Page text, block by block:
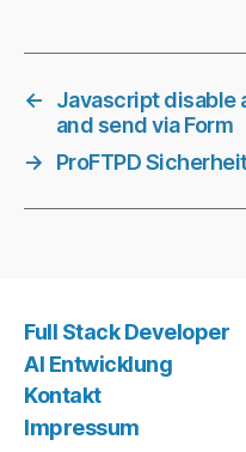
←
Javascript disable
and send via Form
→
ProFTPD
Full Stack Developer
AI Entwicklung
Kontakt
Impressum